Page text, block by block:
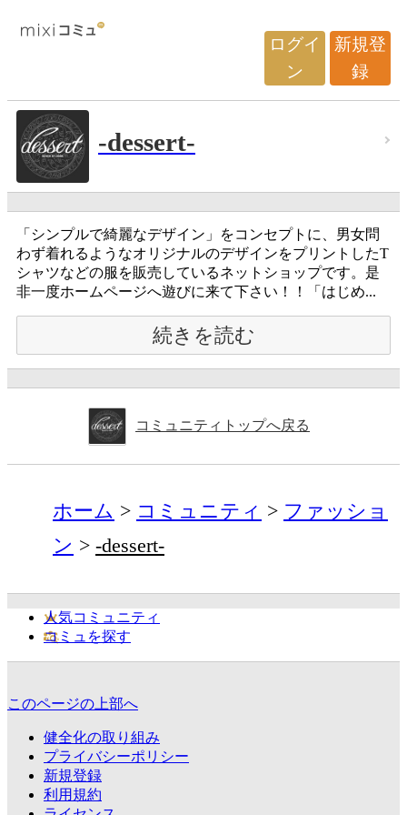
ログイ
ン
新規登
録
-dessert-
「シンプルで綺麗なデザイン」をコンセプトに、男女問
わず着れるようなオリジナルのデザインをプリントしたT
シャツなどの服を販売しているネットショップです。是
非一度ホームページへ遊びに来て下さい！！「はじめ...
続きを読む
コミュニティトップへ戻る
ホーム コミュニティ
ファッショ
ン
-dessert-
人気コミュニティ
コミュを探す
このページの上部へ
健全化の取り組み
プライバシーポリシー
新規登録
利用規約